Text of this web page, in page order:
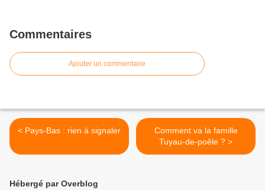
Commentaires
Ajouter un commentaire
< Pays-Bas : rien à signaler
Comment va la famille
Tuyau-de-poêle ? >
Hébergé par Overblog